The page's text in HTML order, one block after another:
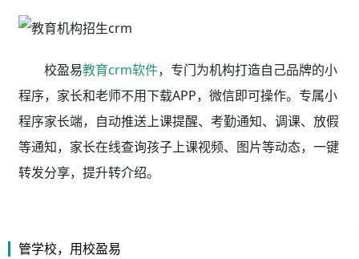
校盈易教育crm软件，专门为机构打造自己品牌的小
程序，家长和老师不用下载APP，微信即可操作。专属小
程序家长端，自动推送上课提醒、考勤通知、调课、放假
等通知，家长在线查询孩子上课视频、图片等动态，一键
转发分享，提升转介绍。
管学校，用校盈易